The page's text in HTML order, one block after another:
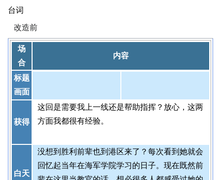
台词
改造前
场
合
内容
标题
画面
获得
这回是需要我上一线还是帮助指挥？放心，这两
方面我都很有经验。
白天
没想到胜利前辈也到港区来了？每次看到她就会
回忆起当年在海军学院学习的日子。现在既然前